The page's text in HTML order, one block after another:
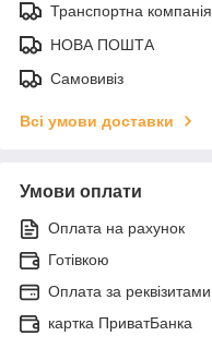
Транспортна компанія
НОВА ПОШТА
Самовивіз
Всі умови доставки
Умови оплати
Оплата на рахунок
Готівкою
Оплата за реквізитами
картка ПриватБанка